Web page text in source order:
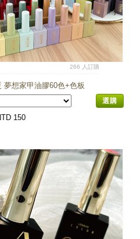
266 人訂購
夢想家甲油膠60色+色板
選購
150